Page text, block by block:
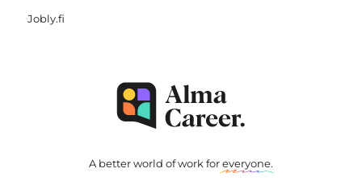
Jobly.fi
A better world of work foreveryone.